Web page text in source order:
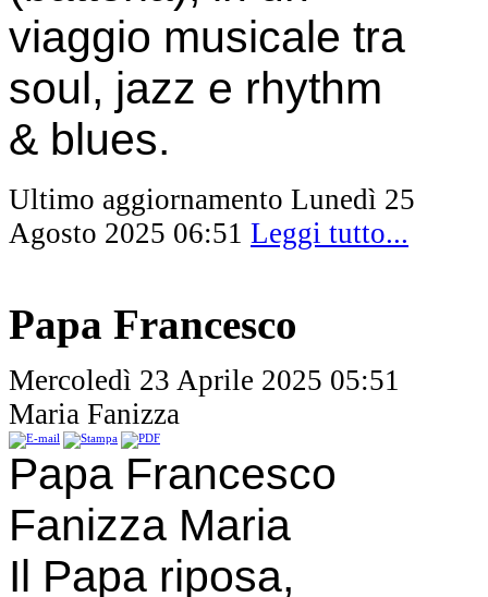
viaggio musicale tra
soul, jazz e rhythm
& blues.
Ultimo aggiornamento Lunedì 25
Agosto 2025 06:51 Leggi tutto...
Papa Francesco
Mercoledì 23 Aprile 2025 05:51
Maria Fanizza
Papa Francesco
Fanizza Maria
Il Papa riposa,